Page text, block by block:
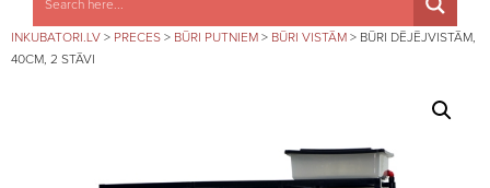
INKUBATORI.LV > PRECES > BŪRI PUTNIEM > BŪRI VISTĀM > BŪRI DĒJĒJVISTĀM,
40CM, 2 STĀVI